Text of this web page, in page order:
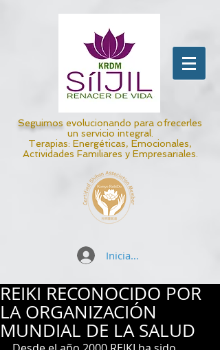
Seguimos evolucionando para ofrecerles
un servicio integral.
Terapias: Energéticas, Emocionales,
Actividades Familiares y Empresariales.
Iniciar sesión
REIKI RECONOCIDO POR
LA ORGANIZACIÓN
MUNDIAL DE LA SALUD